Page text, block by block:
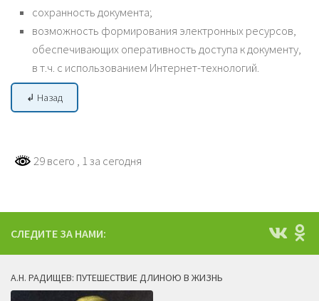
сохранность документа;
возможность формирования электронных ресурсов,
обеспечивающих оперативность доступа к документу,
в т.ч. с использованием Интернет-технологий.
↲ Назад
29 всего , 1 за сегодня
СЛЕДИТЕ ЗА НАМИ:
А.Н. РАДИЩЕВ: ПУТЕШЕСТВИЕ ДЛИНОЮ В ЖИЗНЬ